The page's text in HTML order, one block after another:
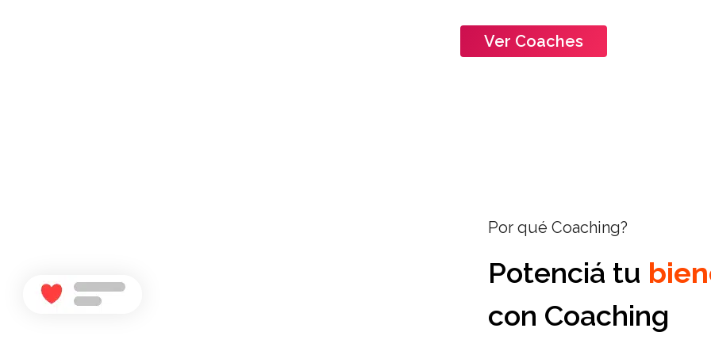
Ver Coaches
Por qué Coaching?
Potenciá tu bien
con Coaching